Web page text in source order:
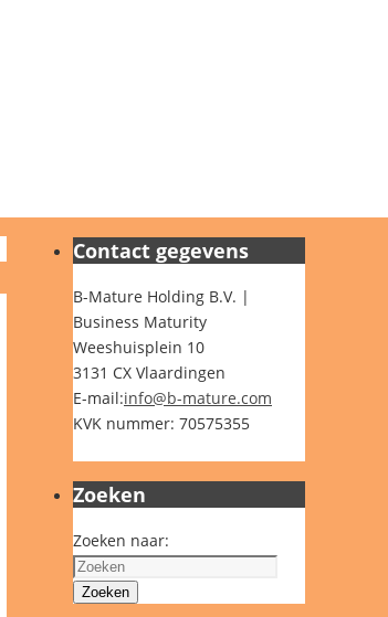
Contact gegevens
B-Mature Holding B.V. |
Business Maturity
Weeshuisplein 10
3131 CX Vlaardingen
E-mail:info@b-mature.com
KVK nummer: 70575355
Zoeken
Zoeken naar:
Zoeken